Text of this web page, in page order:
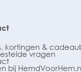
kortingen &
vragen
bij